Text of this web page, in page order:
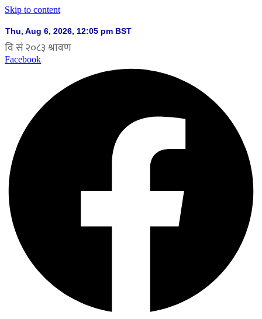
Skip to content
Facebook